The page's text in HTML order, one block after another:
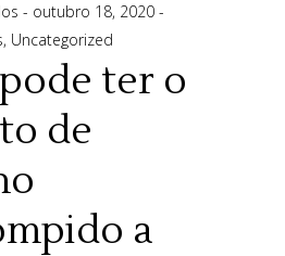
outubro 18, 2020
, Uncategorized
ter o
de
a